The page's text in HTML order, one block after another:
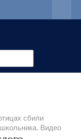
сбили
Видео